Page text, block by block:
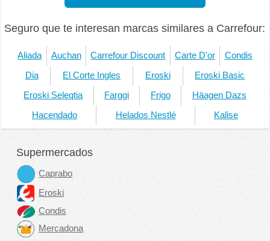
Seguro que te interesan marcas similares a Carrefour:
Aliada Auchan Carrefour Discount Carte D'or Condis
Dia El Corte Ingles Eroski Eroski Basic
Eroski Seleqtia Farggi Frigo Häagen Dazs
Hacendado Helados Nestlé Kalise
Supermercados
Caprabo
Eroski
Condis
Mercadona